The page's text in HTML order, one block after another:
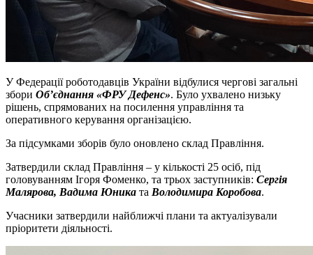
У Федерації роботодавців України відбулися чергові загальні
збори Об’єднання «ФРУ Дефенс». Було ухвалено низьку
рішень, спрямованих на посилення управління та
оперативного керування організацією.
За підсумками зборів було оновлено склад Правління.
Затвердили склад Правління – у кількості 25 осіб, під
головуванням Ігоря Фоменко, та трьох заступників: Сергія
Малярова, Вадима Юника та Володимира Коробова.
Учасники затвердили найближчі плани та актуалізували
пріоритети діяльності.